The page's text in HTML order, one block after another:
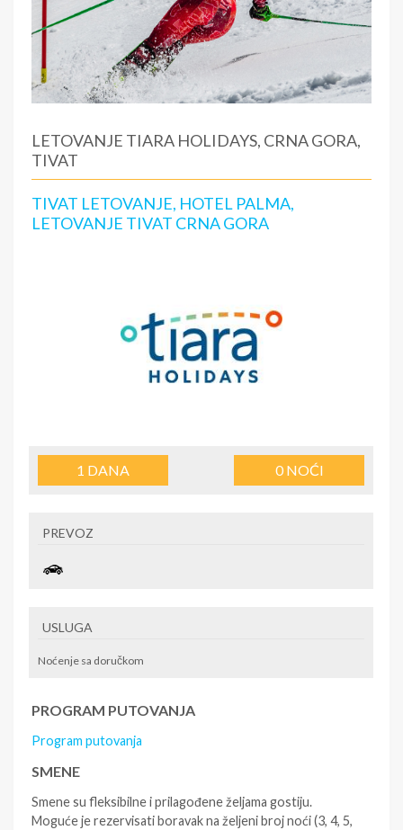
LETOVANJE TIARA HOLIDAYS, CRNA GORA,
TIVAT
TIVAT LETOVANJE, HOTEL PALMA,
LETOVANJE TIVAT CRNA GORA
1 DANA 0NOĆI
PREVOZ
USLUGA
Noćenje sa doručkom
PROGRAM PUTOVANJA
Program putovanja
SMENE
Smene su fleksibilne i prilagođene željama gostiju.
Moguće je rezervisati boravak na željeni broj noći (3, 4, 5,